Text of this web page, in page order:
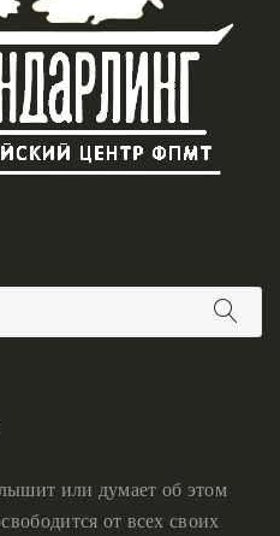
или думает об этом
от всех своих